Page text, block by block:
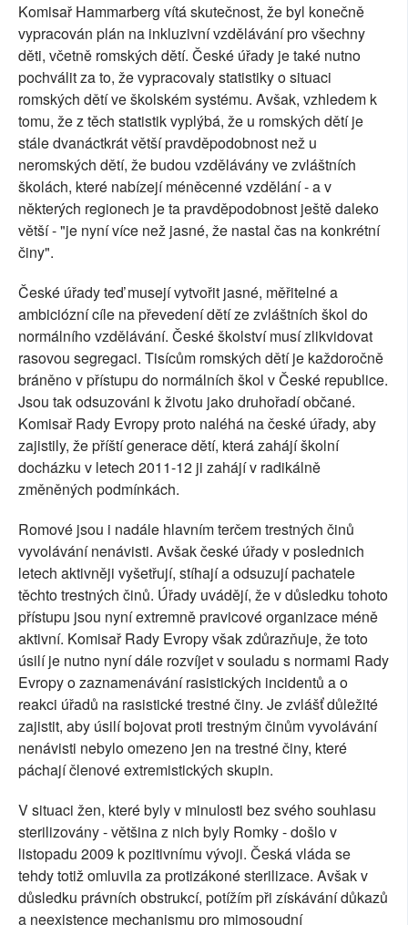
Komisař Hammarberg vítá skutečnost, že byl konečně
vypracován plán na inkluzivní vzdělávání pro všechny
děti, včetně romských dětí. České úřady je také nutno
pochválit za to, že vypracovaly statistiky o situaci
romských dětí ve školském systému. Avšak, vzhledem k
tomu, že z těch statistik vyplýbá, že u romských dětí je
stále dvanáctkrát větší pravděpodobnost než u
neromských dětí, že budou vzdělávány ve zvláštních
školách, které nabízejí méněcenné vzdělání - a v
některých regionech je ta pravděpodobnost ještě daleko
větší - "je nyní více než jasné, že nastal čas na konkrétní
činy".
České úřady teď musejí vytvořit jasné, měřitelné a
ambiciózní cíle na převedení dětí ze zvláštních škol do
normálního vzdělávání. České školství musí zlikvidovat
rasovou segregaci. Tisícům romských dětí je každoročně
bráněno v přístupu do normálních škol v České republice.
Jsou tak odsuzováni k životu jako druhořadí občané.
Komisař Rady Evropy proto naléhá na české úřady, aby
zajistily, že příští generace dětí, která zahájí školní
docházku v letech 2011-12 ji zahájí v radikálně
změněných podmínkách.
Romové jsou i nadále hlavním terčem trestných činů
vyvolávání nenávisti. Avšak české úřady v poslednich
letech aktivněji vyšetřují, stíhají a odsuzují pachatele
těchto trestných činů. Úřady uvádějí, že v důsledku tohoto
přístupu jsou nyní extremně pravicové organizace méně
aktivní. Komisař Rady Evropy však zdůrazňuje, že toto
úsilí je nutno nyní dále rozvíjet v souladu s normami Rady
Evropy o zaznamenávání rasistických incidentů a o
reakci úřadů na rasistické trestné činy. Je zvlášť důležité
zajistit, aby úsilí bojovat proti trestným činům vyvolávání
nenávisti nebylo omezeno jen na trestné činy, které
páchají členové extremistických skupin.
V situaci žen, které byly v minulosti bez svého souhlasu
sterilizovány - většina z nich byly Romky - došlo v
listopadu 2009 k pozitivnímu vývoji. Česká vláda se
tehdy totiž omluvila za protizákoné sterilizace. Avšak v
důsledku právních obstrukcí, potížím při získávání důkazů
a neexistence mechanismu pro mimosoudní